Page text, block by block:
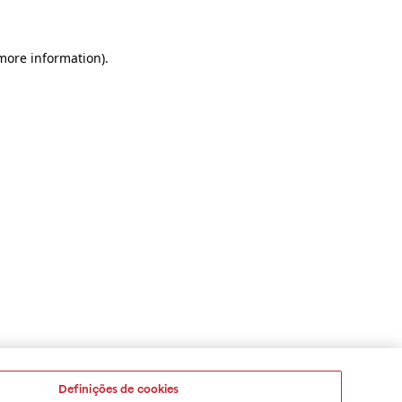
information).
Definições de cookies